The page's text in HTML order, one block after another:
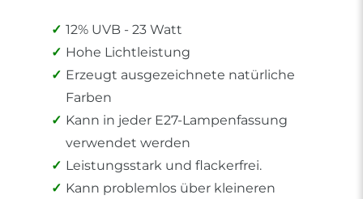
12% UVB - 23 Watt
Hohe Lichtleistung
Erzeugt ausgezeichnete natürliche
Farben
Kann in jeder E27-Lampenfassung
verwendet werden
Leistungsstark und flackerfrei.
Kann problemlos über kleineren